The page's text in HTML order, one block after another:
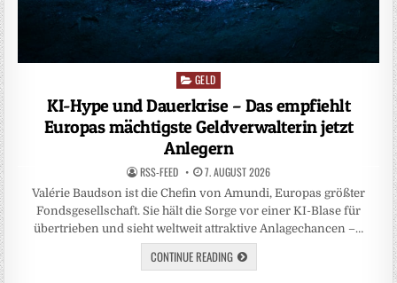
Posted
GELD
KI-Hype und Dauerkrise – Das empfiehlt
Europas mächtigste Geldverwalterin jetzt
Anlegern
RSS-FEED 7. AUGUST 2026
Valérie Baudson ist die Chefin von Amundi, Europas größter
Fondsgesellschaft. Sie hält die Sorge vor einer KI-Blase für
übertrieben und sieht weltweit attraktive Anlagechancen –…
CONTINUE READING